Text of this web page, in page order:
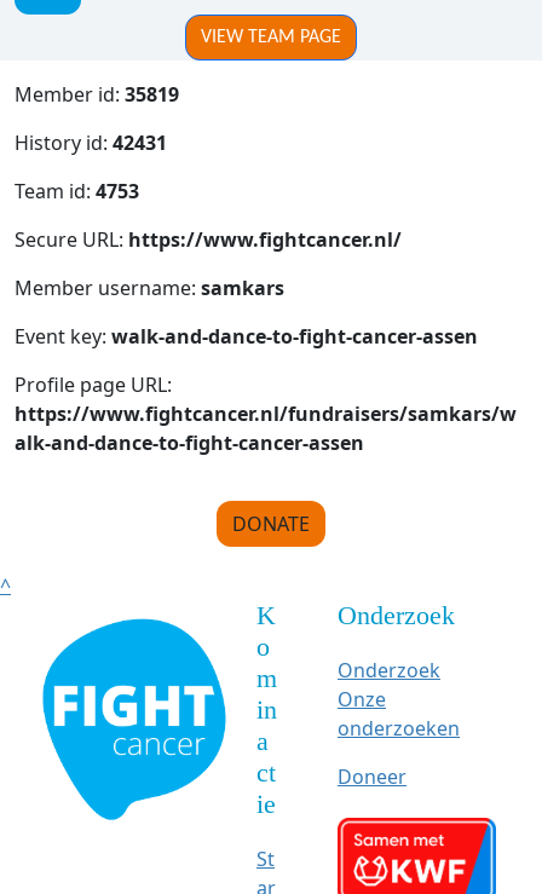
VIEW TEAM PAGE
Member id: 35819
History id: 42431
Team id: 4753
Secure URL: https://www.fightcancer.nl/
Member username: samkars
Event key: walk-and-dance-to-fight-cancer-assen
Profile page URL:
https://www.fightcancer.nl/fundraisers/samkars/w
alk-and-dance-to-fight-cancer-assen
DONATE
^
K
o
m
in
a
ct
ie
St
ar
Onderzoek
Onderzoek
Onze
onderzoeken
Doneer